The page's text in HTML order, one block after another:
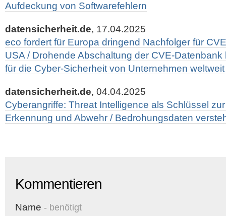
Aufdeckung von Softwarefehlern
datensicherheit.de, 17.04.2025
eco fordert für Europa dringend Nachfolger für
USA / Drohende Abschaltung der CVE-
für die Cyber-Sicherheit von Unternehmen weltweit
datensicherheit.de, 04.04.2025
Cyberangriffe: Threat Intelligence als Schlüssel
Erkennung und Abwehr / Bedrohungsdaten
Kommentieren
Name - benötigt